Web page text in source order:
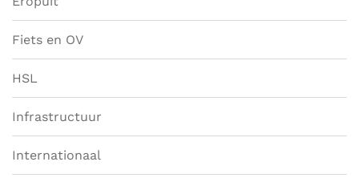
Fiets en OV
HSL
Infrastructuur
Internationaal